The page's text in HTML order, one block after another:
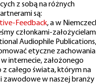
z sobą na różnych
są:
Feedback, a w
członkami-
Audiophile Publications,
etyczne zachowania
internecie, założonego
z całego świata, którym na
zawodowe w naszej branży